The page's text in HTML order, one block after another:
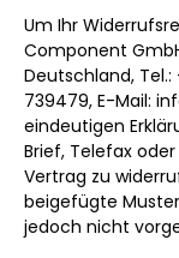
Um Ihr
Component
Deutschland, Tel.:
739479, E-Mail:
eindeutigen
Brief, Telefax
Vertrag zu
beigefügte
jedoch nicht